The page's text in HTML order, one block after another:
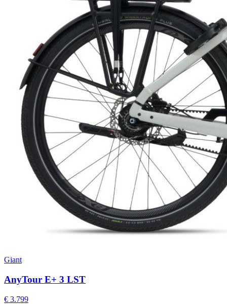
Giant
AnyTour E+ 3 LST
€ 3.799